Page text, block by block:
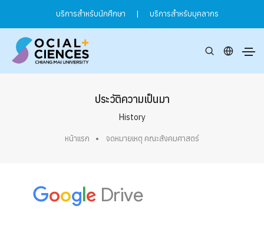
บริการสำหรับนักศึกษา | บริการสำหรับบุคลากร
ประวัติความเป็นมา
History
หน้าแรก จดหมายเหตุ คณะสังคมศาสตร์